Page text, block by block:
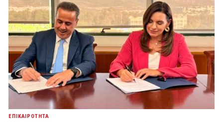
ΕΠΙΚΑΙΡΟΤΗΤΑ